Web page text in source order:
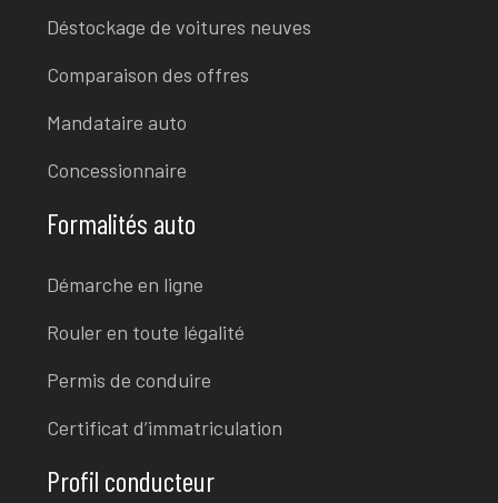
Déstockage de voitures neuves
Comparaison des offres
Mandataire auto
Concessionnaire
Formalités auto
Démarche en ligne
Rouler en toute légalité
Permis de conduire
Certificat d’immatriculation
Profil conducteur